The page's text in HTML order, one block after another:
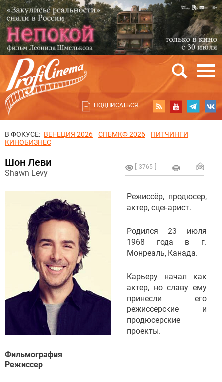
ПОДПИСАТЬСЯ
В ФОКУСЕ: ВЕНЕЦИЯ 2026 СПБМКФ 2026
ПИТЧИНГИ
КИНОБИЗНЕС
3765
Шон Леви
Shawn Levy
Режиссёр, продюсер,
актер, сценарист.
Родился 23 июля
1968 года в г.
Монреаль, Канада.
Карьеру начал как
актер, но славу ему
принесли его
режиссерские и
продюсерские
проекты.
Фильмография
Режиссер